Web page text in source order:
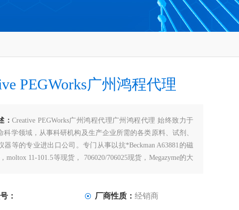
PEGWorks广州鸿程代理
：Creative PEGWorks广州鸿程代理广州鸿程代理 始终致力于
科学领域，从事科研机构及生产企业所需的各类原料、试剂、
器等的专业进出口公司。专门从事以抗*Beckman A63881的磁
moltox 11-101.5等现货， 706020/706025现货，Megazyme的大
： 厂商性质： 经销商